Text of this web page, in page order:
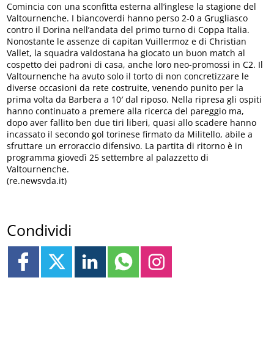
Comincia con una sconfitta esterna all’inglese la stagione del
Valtournenche. I biancoverdi hanno perso 2-0 a Grugliasco
contro il Dorina nell’andata del primo turno di Coppa Italia.
Nonostante le assenze di capitan Vuillermoz e di Christian
Vallet, la squadra valdostana ha giocato un buon match al
cospetto dei padroni di casa, anche loro neo-promossi in C2. Il
Valtournenche ha avuto solo il torto di non concretizzare le
diverse occasioni da rete costruite, venendo punito per la
prima volta da Barbera a 10′ dal riposo. Nella ripresa gli ospiti
hanno continuato a premere alla ricerca del pareggio ma,
dopo aver fallito ben due tiri liberi, quasi allo scadere hanno
incassato il secondo gol torinese firmato da Militello, abile a
sfruttare un erroraccio difensivo. La partita di ritorno è in
programma giovedì 25 settembre al palazzetto di
Valtournenche.
(re.newsvda.it)
Condividi